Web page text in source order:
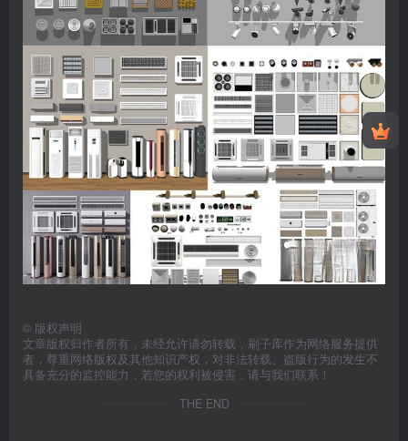
© 版权声明
文章版权归作者所有，未经允许请勿转载，刷子库作为网络服务提供
者，尊重网络版权及其他知识产权，对非法转载、盗版行为的发生不
具备充分的监控能力，若您的权利被侵害，请与我们联系！
THE END